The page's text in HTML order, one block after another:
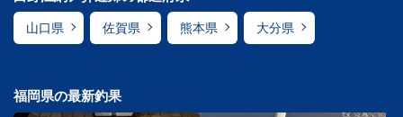
山口県 佐賀県 熊本県 大分県
福岡県の最新釣果